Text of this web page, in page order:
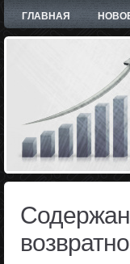
ГЛАВНАЯ